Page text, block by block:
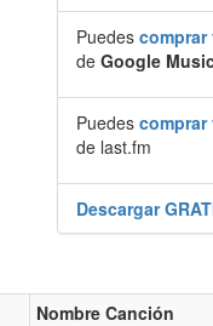
Puedes comprar
de Google
Puedes comprar
de last.fm
Descargar
Nombre Canción